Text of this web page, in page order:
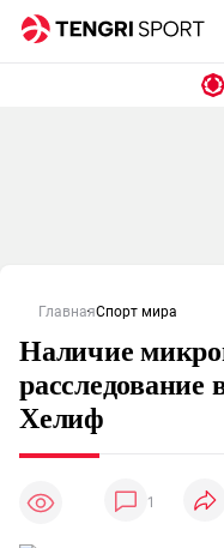
ГлавнаяСпорт мира
Наличие
Хелиф
1